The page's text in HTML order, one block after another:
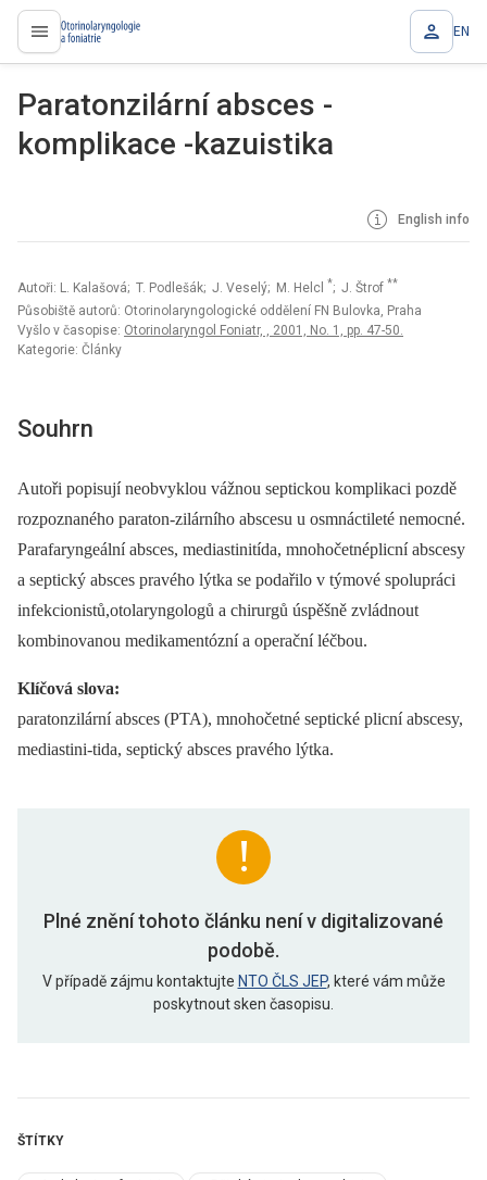
proLékaře.cz EN
Paratonzilární absces -
komplikace -kazuistika
English info
Autoři: L. Kalašová; T. Podlešák; J. Veselý; M. Helcl *; J. Štrof **
Působiště autorů: Otorinolaryngologické oddělení FN Bulovka, Praha
Vyšlo v časopise: Otorinolaryngol Foniatr, , 2001, No. 1, pp. 47-50.
Kategorie: Články
Souhrn
Autoři popisují neobvyklou vážnou septickou komplikaci pozdě
rozpoznaného paraton-zilárního abscesu u osmnáctileté nemocné.
Parafaryngeální absces, mediastinitída, mnohočetnéplicní abscesy
a septický absces pravého lýtka se podařilo v týmové spolupráci
infekcionistů,otolaryngologů a chirurgů úspěšně zvládnout
kombinovanou medikamentózní a operační léčbou.
Klíčová slova:
paratonzilární absces (PTA), mnohočetné septické plicní abscesy,
mediastini-tida, septický absces pravého lýtka.
Plné znění tohoto článku není v digitalizované
podobě.
V případě zájmu kontaktujte NTO ČLS JEP, které vám může
poskytnout sken časopisu.
ŠTÍTKY